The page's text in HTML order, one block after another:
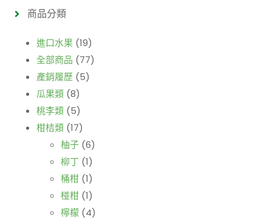
商品分類
進口水果 (19)
全部商品 (77)
產銷履歷 (5)
瓜果類 (8)
桃李類 (5)
柑桔類 (17)
柚子 (6)
柳丁 (1)
桶柑 (1)
椪柑 (1)
檸檬 (4)